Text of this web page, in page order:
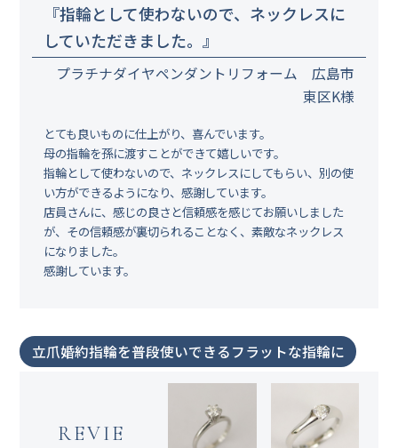
『指輪として使わないので、ネックレスに
していただきました。』
プラチナダイヤペンダントリフォーム 広島市
東区K様
とても良いものに仕上がり、喜んでいます。
母の指輪を孫に渡すことができて嬉しいです。
指輪として使わないので、ネックレスにしてもらい、別の使
い方ができるようになり、感謝しています。
店員さんに、感じの良さと信頼感を感じてお願いしました
が、その信頼感が裏切られることなく、素敵なネックレス
になりました。
感謝しています。
立爪婚約指輪を普段使いできるフラットな指輪に
REVIE